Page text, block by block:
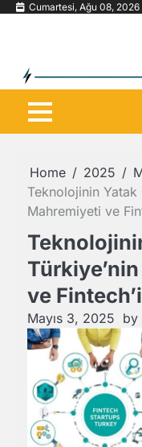
Skip Cumartesi, Ağu 08, 2026
Home 2025
Teknolojinin Yatak
Mahremiyeti ve
ve
Mayıs 3, 2025 by